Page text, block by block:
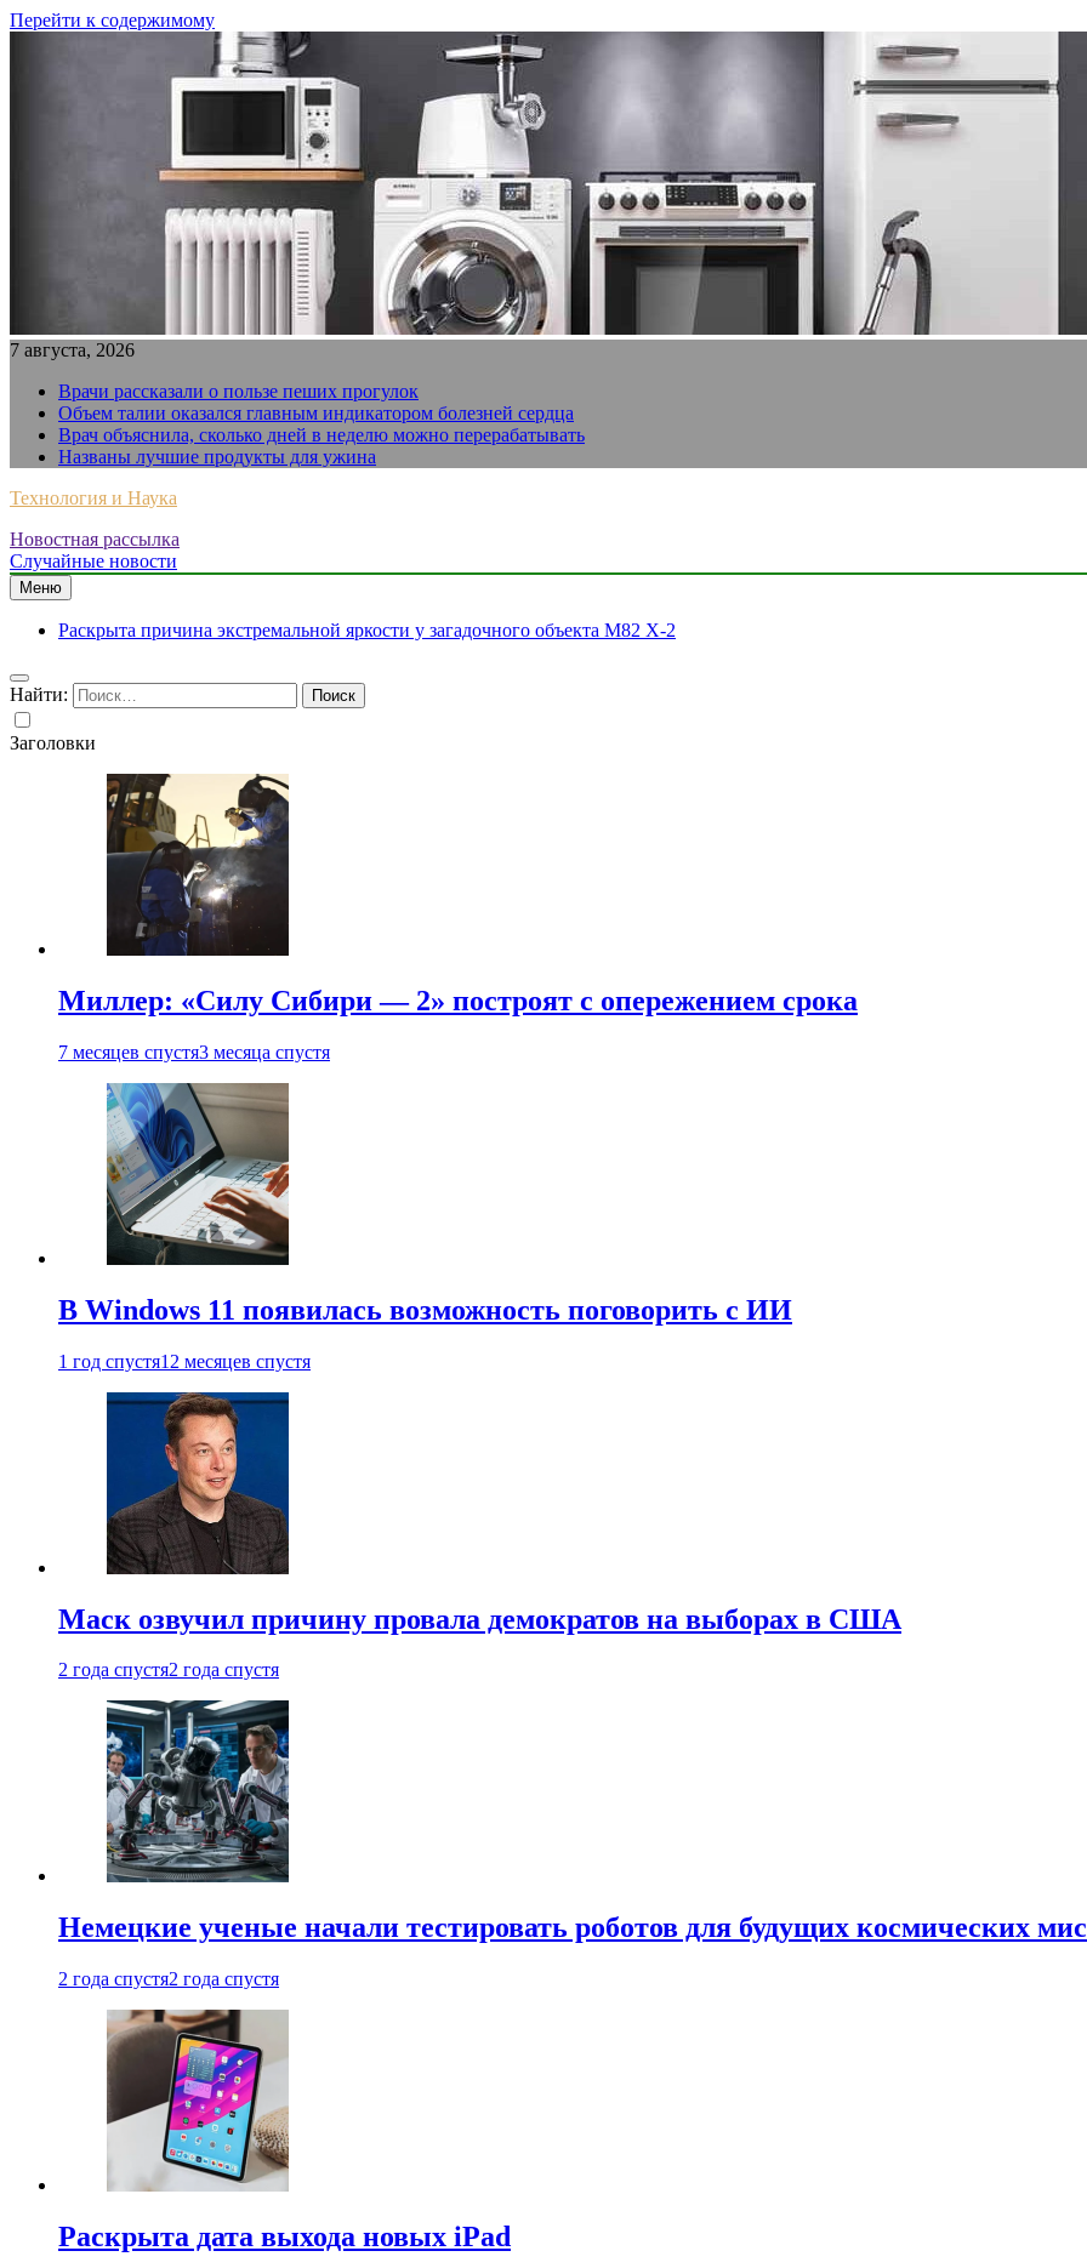
Перейти к содержимому
7 августа, 2026
Врачи рассказали о пользе пеших прогулок
Объем талии оказался главным индикатором болезней сердца
Врач объяснила, сколько дней в неделю можно перерабатывать
Названы лучшие продукты для ужина
Технология и Наука
Новостная рассылка
Случайные новости
Меню
Раскрыта причина экстремальной яркости у загадочного объекта M82 X-2
Найти:
Заголовки
Миллер: «Силу Сибири — 2» построят с опережением срока
7 месяцев спустя3 месяца спустя
В Windows 11 появилась возможность поговорить с ИИ
1 год спустя12 месяцев спустя
Маск озвучил причину провала демократов на выборах в США
2 года спустя2 года спустя
Немецкие ученые начали тестировать роботов для будущих космических
2 года спустя2 года спустя
Раскрыта дата выхода новых iPad